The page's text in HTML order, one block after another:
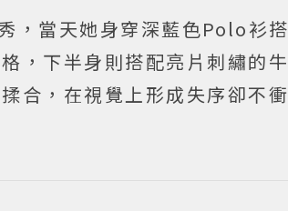
，當天她身穿深藍色Polo衫搭
，下半身則搭配亮片刺繡的牛
合，在視覺上形成失序卻不衝